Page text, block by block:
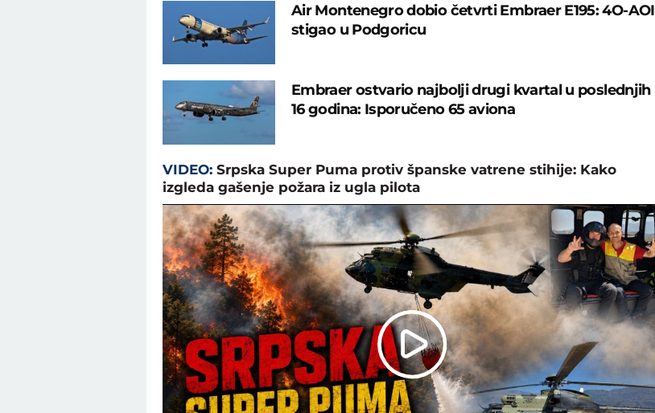
Air Montenegro dobio četvrti Embraer E195: 4O-AOI
stigao u Podgoricu
Embraer ostvario najbolji drugi kvartal u poslednjih
16 godina: Isporučeno 65 aviona
VIDEO: Srpska Super Puma protiv španske vatrene stihije: Kako
izgleda gašenje požara iz ugla pilota
Play
Video